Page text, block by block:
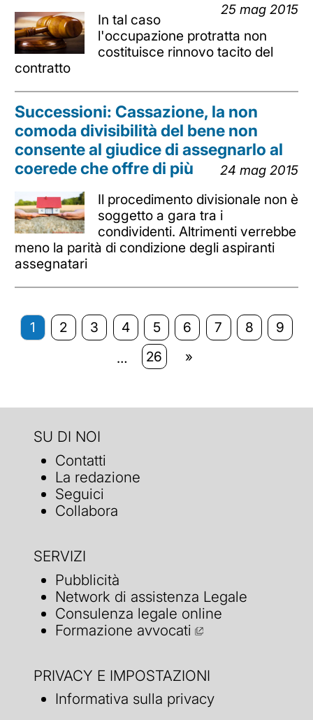
25 mag 2015
In tal caso
l'occupazione protratta non
costituisce rinnovo tacito del
contratto
Successioni: Cassazione, la non
comoda divisibilità del bene non
consente al giudice di assegnarlo al
coerede che offre di più
24 mag 2015
Il procedimento divisionale non è
soggetto a gara tra i
condividenti. Altrimenti verrebbe
meno la parità di condizione degli aspiranti
assegnatari
1 2 3 4 5 6 7 8
9
…
26 »
SU DI NOI
Contatti
La redazione
Seguici
Collabora
SERVIZI
Pubblicità
Network di assistenza Legale
Consulenza legale online
Formazione avvocati
PRIVACY E IMPOSTAZIONI
Informativa sulla privacy